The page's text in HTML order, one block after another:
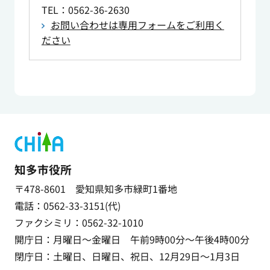
TEL：0562-36-2630
お問い合わせは専用フォームをご利用く
ださい
知多市役所
〒478-8601 愛知県知多市緑町1番地
電話：0562-33-3151(代)
ファクシミリ：0562-32-1010
開庁日：月曜日～金曜日 午前9時00分～午後4時00分
閉庁日：土曜日、日曜日、祝日、12月29日～1月3日